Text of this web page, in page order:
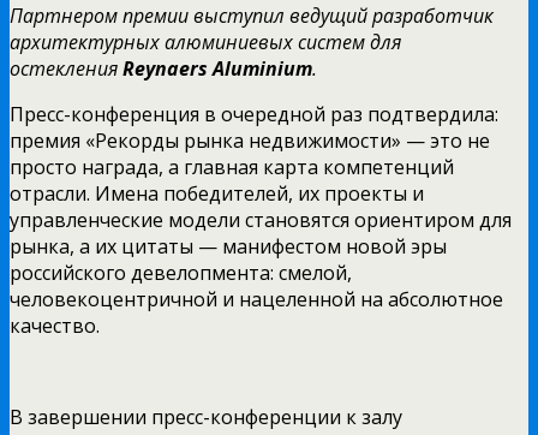
Партнером премии выступил ведущий разработчик
архитектурных алюминиевых систем для
остекленияReynaers Aluminium.
Пресс-конференция в очередной раз подтвердила:
премия «Рекорды рынка недвижимости» — это не
просто награда, а главная карта компетенций
отрасли. Имена победителей, их проекты и
управленческие модели становятся ориентиром для
рынка, а их цитаты — манифестом новой эры
российского девелопмента: смелой,
человекоцентричной и нацеленной на абсолютное
качество.
В завершении пресс-конференции к залу